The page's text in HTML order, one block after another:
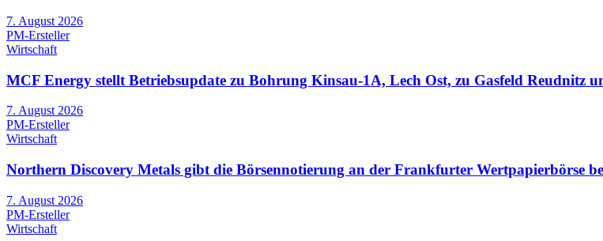
7. August 2026
PM-Ersteller
Wirtschaft
MCF Energy stellt Betriebsupdate zu Bohrung Kinsau-1A, Lech Ost, zu Gasfeld Reudnitz
7. August 2026
PM-Ersteller
Wirtschaft
Northern Discovery Metals gibt die Börsennotierung an der Frankfurter Wertpapierbörse
7. August 2026
PM-Ersteller
Wirtschaft